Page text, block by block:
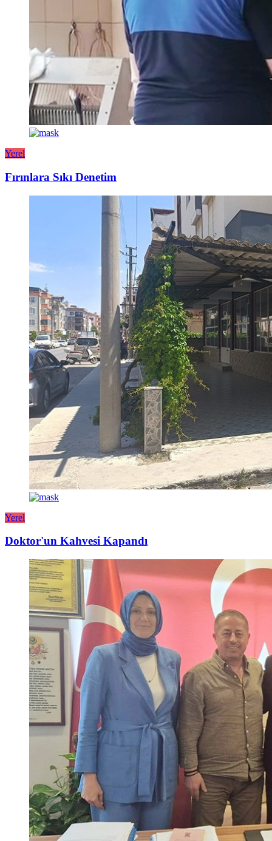
Yerel
Fırınlara Sıkı Denetim
Yerel
Doktor'un Kahvesi Kapandı